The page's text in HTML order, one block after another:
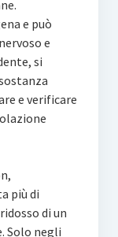
e può
e
si
e verificare
più di
di un
Solo negli